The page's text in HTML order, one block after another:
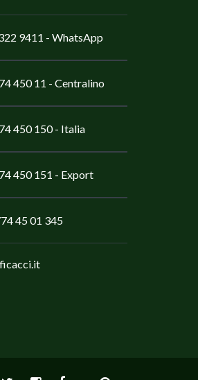
9411 - WhatsApp
450 11 - Centralino
450 150- Italia
450 151 - Export
45 01 345